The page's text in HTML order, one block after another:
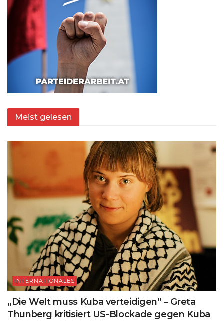
Meist gelesen
INTERNATIONALES
„Die Welt muss Kuba verteidigen“ – Greta
Thunberg kritisiert US-Blockade gegen Kuba